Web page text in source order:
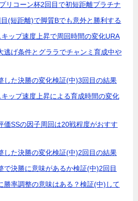
リコーン杯2回目で初短距離プラチナ
(短距離)で脚質Bでも意外と勝利する
ップ速度上昇で周回時間の変化URA
逃げ条件とグララでチャンミ育成中や
した決勝の変化検証(中)3回目の結果
ップ速度上昇による育成時間の変化
価SSの因子周回は20戦程度がおすす
した決勝の変化検証(中)2回目の結果
で決勝に意味があるか検証(中)2回目
勝率調整の意味はある？検証(中)して